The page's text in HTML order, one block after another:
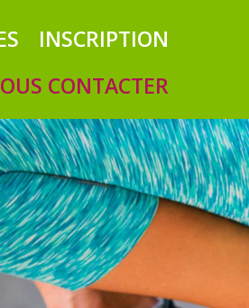
INSCRIPTION
CONTACTER